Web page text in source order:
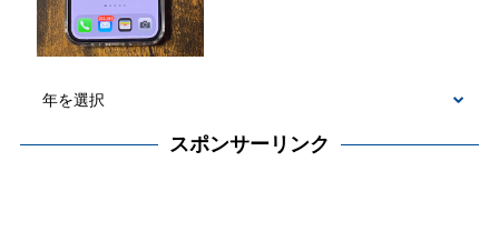
スポンサーリンク